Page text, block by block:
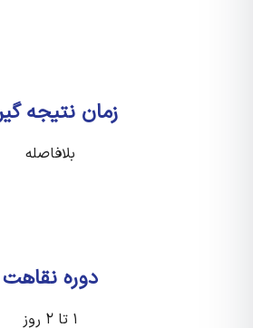
زمان نتیجه گیری
بلافاصله
دوره نقاهت